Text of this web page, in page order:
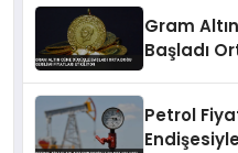
Gram
Başladı
Petrol